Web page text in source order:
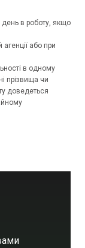
в роботу, якщо
або при
в одному
прізвища чи
доведеться